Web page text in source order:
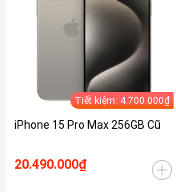
Tiết kiệm: 4.700.000₫
iPhone 15 Pro Max 256GB Cũ
20.490.000₫